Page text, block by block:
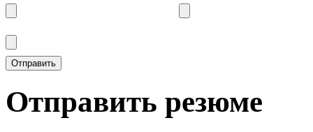
Отправить резюме